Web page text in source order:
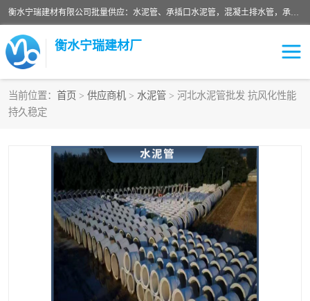
衡水宁瑞建材有限公司批量供应：水泥管、承插口水泥管，混凝土排水管，承插口水泥管，企口水泥管，钢承口水泥管，顶管，平口水泥管，水泥检查井，混凝土检查井，预制混凝土检查井，矩形检查井，圆形检查井等产品。
衡水宁瑞建材厂
当前位置： 首页 > 供应商机 > 水泥管 > 河北水泥管批发 抗风化性能
持久稳定
检查井
水泥检查井 水泥管
圆形检查井 矩形检查井
混凝土检查井 预制混凝土检查井
钢承口水泥管